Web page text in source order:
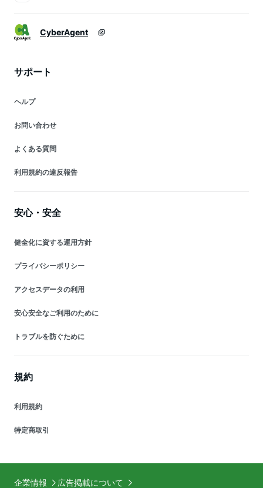
CyberAgent
サポート
ヘルプ
お問い合わせ
よくある質問
利用規約の違反報告
安心・安全
健全化に資する運用方針
プライバシーポリシー
アクセスデータの利用
安心安全なご利用のために
トラブルを防ぐために
規約
利用規約
特定商取引
企業情報 広告掲載について